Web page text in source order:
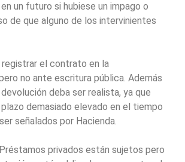
un futuro si hubiese un impago o
de que alguno de los intervinientes
registrar el contrato en la
no ante escritura pública. Además
deba ser realista, ya que
demasiado elevado en el tiempo
señalados por Hacienda.
privados están sujetos pero